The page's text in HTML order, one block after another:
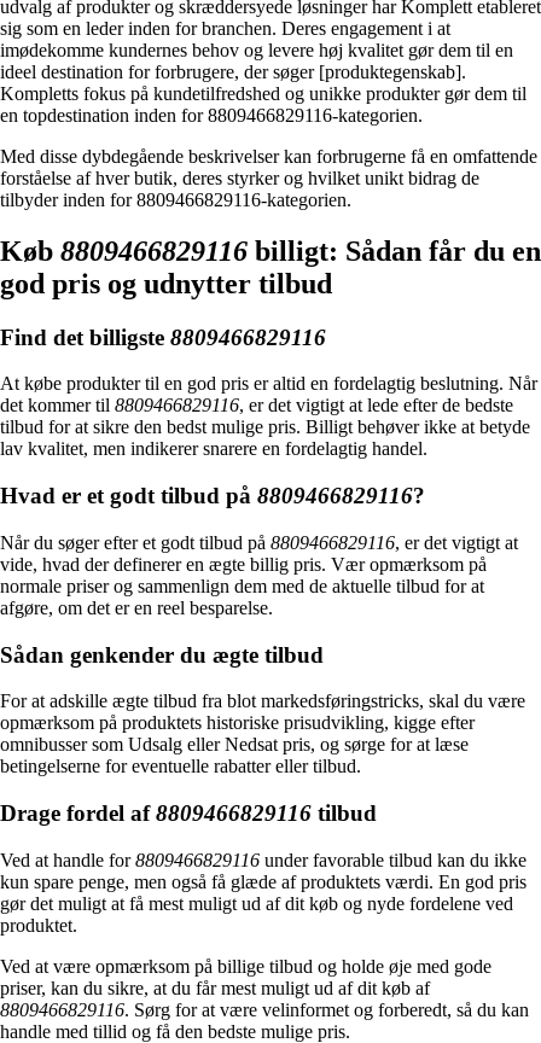
udvalg af produkter og skræddersyede løsninger har Komplett etableret
sig som en leder inden for branchen. Deres engagement i at
imødekomme kundernes behov og levere høj kvalitet gør dem til en
ideel destination for forbrugere, der søger [produktegenskab].
Kompletts fokus på kundetilfredshed og unikke produkter gør dem til
en topdestination inden for 8809466829116-kategorien.
Med disse dybdegående beskrivelser kan forbrugerne få en omfattende
forståelse af hver butik, deres styrker og hvilket unikt bidrag de
tilbyder inden for 8809466829116-kategorien.
Køb 8809466829116 billigt: Sådan får du en
god pris og udnytter tilbud
Find det billigste 8809466829116
At købe produkter til en god pris er altid en fordelagtig beslutning. Når
det kommer til 8809466829116, er det vigtigt at lede efter de bedste
tilbud for at sikre den bedst mulige pris. Billigt behøver ikke at betyde
lav kvalitet, men indikerer snarere en fordelagtig handel.
Hvad er et godt tilbud på 8809466829116?
Når du søger efter et godt tilbud på 8809466829116, er det vigtigt at
vide, hvad der definerer en ægte billig pris. Vær opmærksom på
normale priser og sammenlign dem med de aktuelle tilbud for at
afgøre, om det er en reel besparelse.
Sådan genkender du ægte tilbud
For at adskille ægte tilbud fra blot markedsføringstricks, skal du være
opmærksom på produktets historiske prisudvikling, kigge efter
omnibusser som Udsalg eller Nedsat pris, og sørge for at læse
betingelserne for eventuelle rabatter eller tilbud.
Drage fordel af8809466829116 tilbud
Ved at handle for8809466829116 under favorable tilbud kan du ikke
kun spare penge, men også få glæde af produktets værdi. En god pris
gør det muligt at få mest muligt ud af dit køb og nyde fordelene ved
produktet.
Ved at være opmærksom på billige tilbud og holde øje med gode
priser, kan du sikre, at du får mest muligt ud af dit køb af
8809466829116. Sørg for at være velinformet og forberedt, så du kan
handle med tillid og få den bedste mulige pris.